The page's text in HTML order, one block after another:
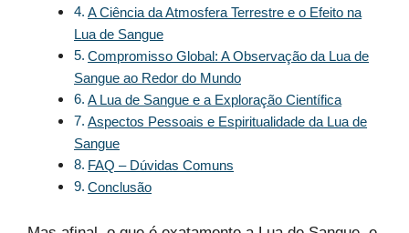
A Ciência da Atmosfera Terrestre e o Efeito na
Lua de Sangue
Compromisso Global: A Observação da Lua de
Sangue ao Redor do Mundo
A Lua de Sangue e a Exploração Científica
Aspectos Pessoais e Espiritualidade da Lua de
Sangue
FAQ – Dúvidas Comuns
Conclusão